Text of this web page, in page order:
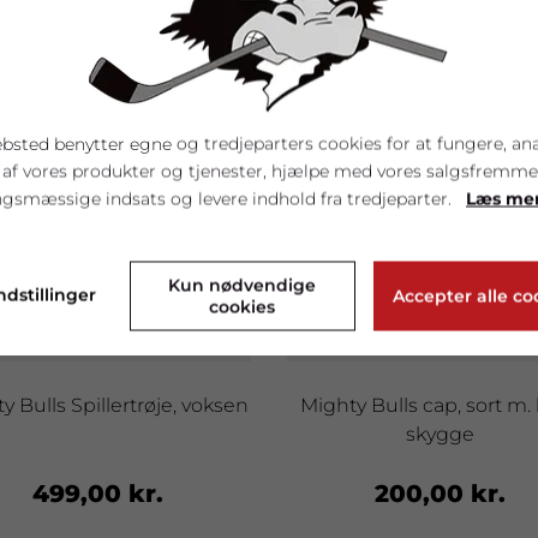
Bulls Spillertrøje, voksen
499,00 kr.
Mighty Bulls cap, sort
skygge
200,00 kr.
benytter egne og tredjeparters cookies for at fungere,
vores produkter og tjenester, hjælpe med vores
indsats og levere indhold fra tredjeparter. Læs
Kun nødvendige
cookies
Accepter alle